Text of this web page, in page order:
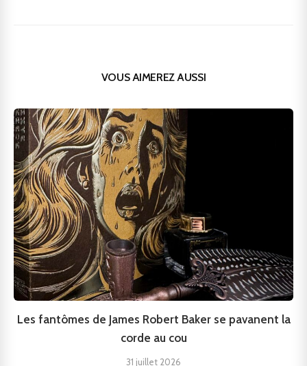
VOUS AIMEREZ AUSSI
Les fantômes de James Robert Baker se pavanent la
corde au cou
31 juillet 2026